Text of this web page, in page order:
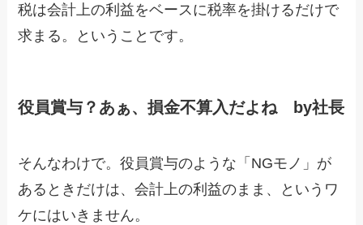
税は会計上の利益をベースに税率を掛けるだけで
求まる。ということです。
役員賞与？あぁ、損金不算入だよね by社長
そんなわけで。役員賞与のような「NGモノ」が
あるときだけは、会計上の利益のまま、というワ
ケにはいきません。